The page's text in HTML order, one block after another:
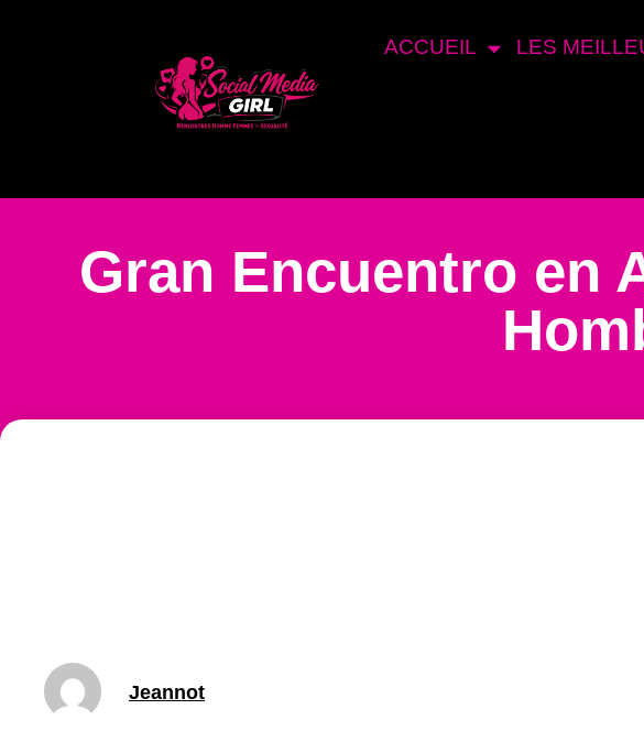
ACCUEIL LES
Gran Encuentro en
Jeannot